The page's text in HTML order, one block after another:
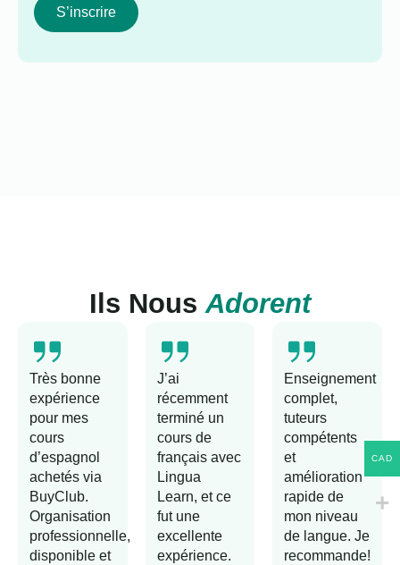
S’inscrire
Ils NousAdorent
Très bonne
expérience
pour mes
cours
d’espagnol
achetés via
BuyClub.
Organisation
professionnelle,
disponible et
J’ai
récemment
terminé un
cours de
français avec
Lingua
Learn, et ce
fut une
excellente
expérience.
Enseignement
complet,
tuteurs
compétents
et
amélioration
rapide de
mon niveau
de langue. Je
recommande!
CAD